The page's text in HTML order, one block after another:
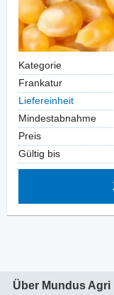
Kategorie
Frankatur
Liefereinheit
Mindestabnahme
Preis
Gültig bis
Über Mundus Agri